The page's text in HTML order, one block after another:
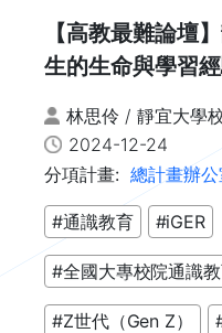
【高教最難論壇
生的生命與學習
林思伶 / 靜宜大學
2024-12-24
分項計畫: 總計畫辦公
#通識教育 #iGER
#全國大專校院通識
#Z世代（Gen Z）